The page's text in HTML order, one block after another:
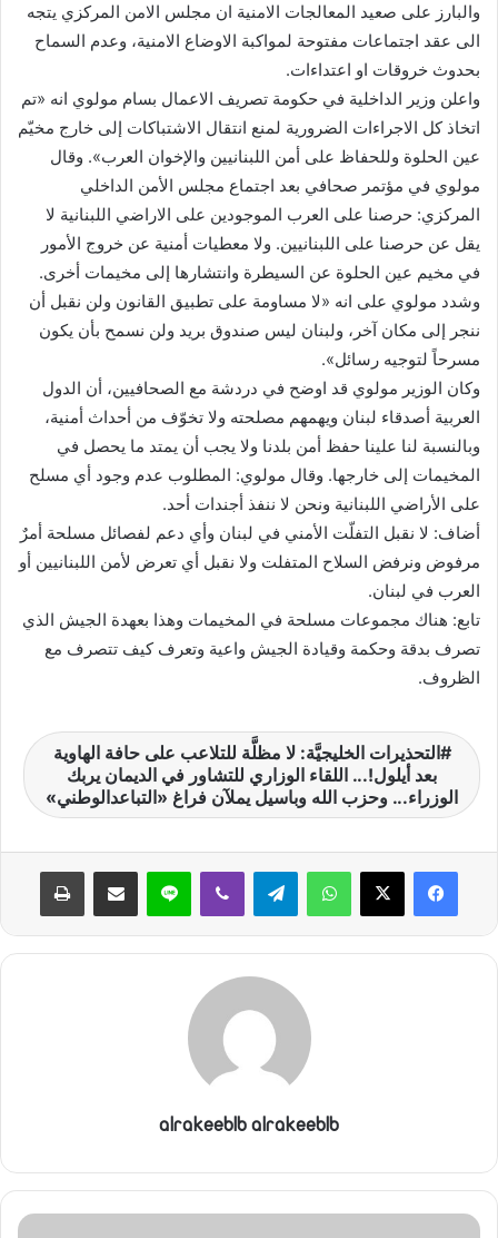
والبارز على صعيد المعالجات الامنية ان مجلس الامن المركزي يتجه
الى عقد اجتماعات مفتوحة لمواكبة الاوضاع الامنية، وعدم السماح
بحدوث خروقات او اعتداءات.
واعلن وزير الداخلية في حكومة تصريف الاعمال بسام مولوي انه «تم
اتخاذ كل الاجراءات الضرورية لمنع انتقال الاشتباكات إلى خارج مخيّم
عين الحلوة وللحفاظ على أمن اللبنانيين والإخوان العرب». وقال
مولوي في مؤتمر صحافي بعد اجتماع مجلس الأمن الداخلي
المركزي: حرصنا على العرب الموجودين على الاراضي اللبنانية لا
يقل عن حرصنا على اللبنانيين. ولا معطيات أمنية عن خروج الأمور
في مخيم عين الحلوة عن السيطرة وانتشارها إلى مخيمات أخرى.
وشدد مولوي على انه «لا مساومة على تطبيق القانون ولن نقبل أن
ننجر إلى مكان آخر، ولبنان ليس صندوق بريد ولن نسمح بأن يكون
مسرحاً لتوجيه رسائل».
وكان الوزير مولوي قد اوضح في دردشة مع الصحافيين، أن الدول
العربية أصدقاء لبنان ويهمهم مصلحته ولا تخوّف من أحداث أمنية،
وبالنسبة لنا علينا حفظ أمن بلدنا ولا يجب أن يمتد ما يحصل في
المخيمات إلى خارجها. وقال مولوي: المطلوب عدم وجود أي مسلح
على الأراضي اللبنانية ونحن لا ننفذ أجندات أحد.
أضاف: لا نقبل التفلّت الأمني في لبنان وأي دعم لفصائل مسلحة أمرٌ
مرفوض ونرفض السلاح المتفلت ولا نقبل أي تعرض لأمن اللبنانيين أو
العرب في لبنان.
تابع: هناك مجموعات مسلحة في المخيمات وهذا بعهدة الجيش الذي
تصرف بدقة وحكمة وقيادة الجيش واعية وتعرف كيف تتصرف مع
الظروف.
التحذيرات الخليجيَّة: لا مظلَّة للتلاعب على حافة الهاوية
بعد أيلول!... اللقاء الوزاري للتشاور في الديمان يربك
الوزراء... وحزب الله وباسيل يملآن فراغ «التباعدالوطني»
واتساب لاين
alrakeeblb alrakeeblb